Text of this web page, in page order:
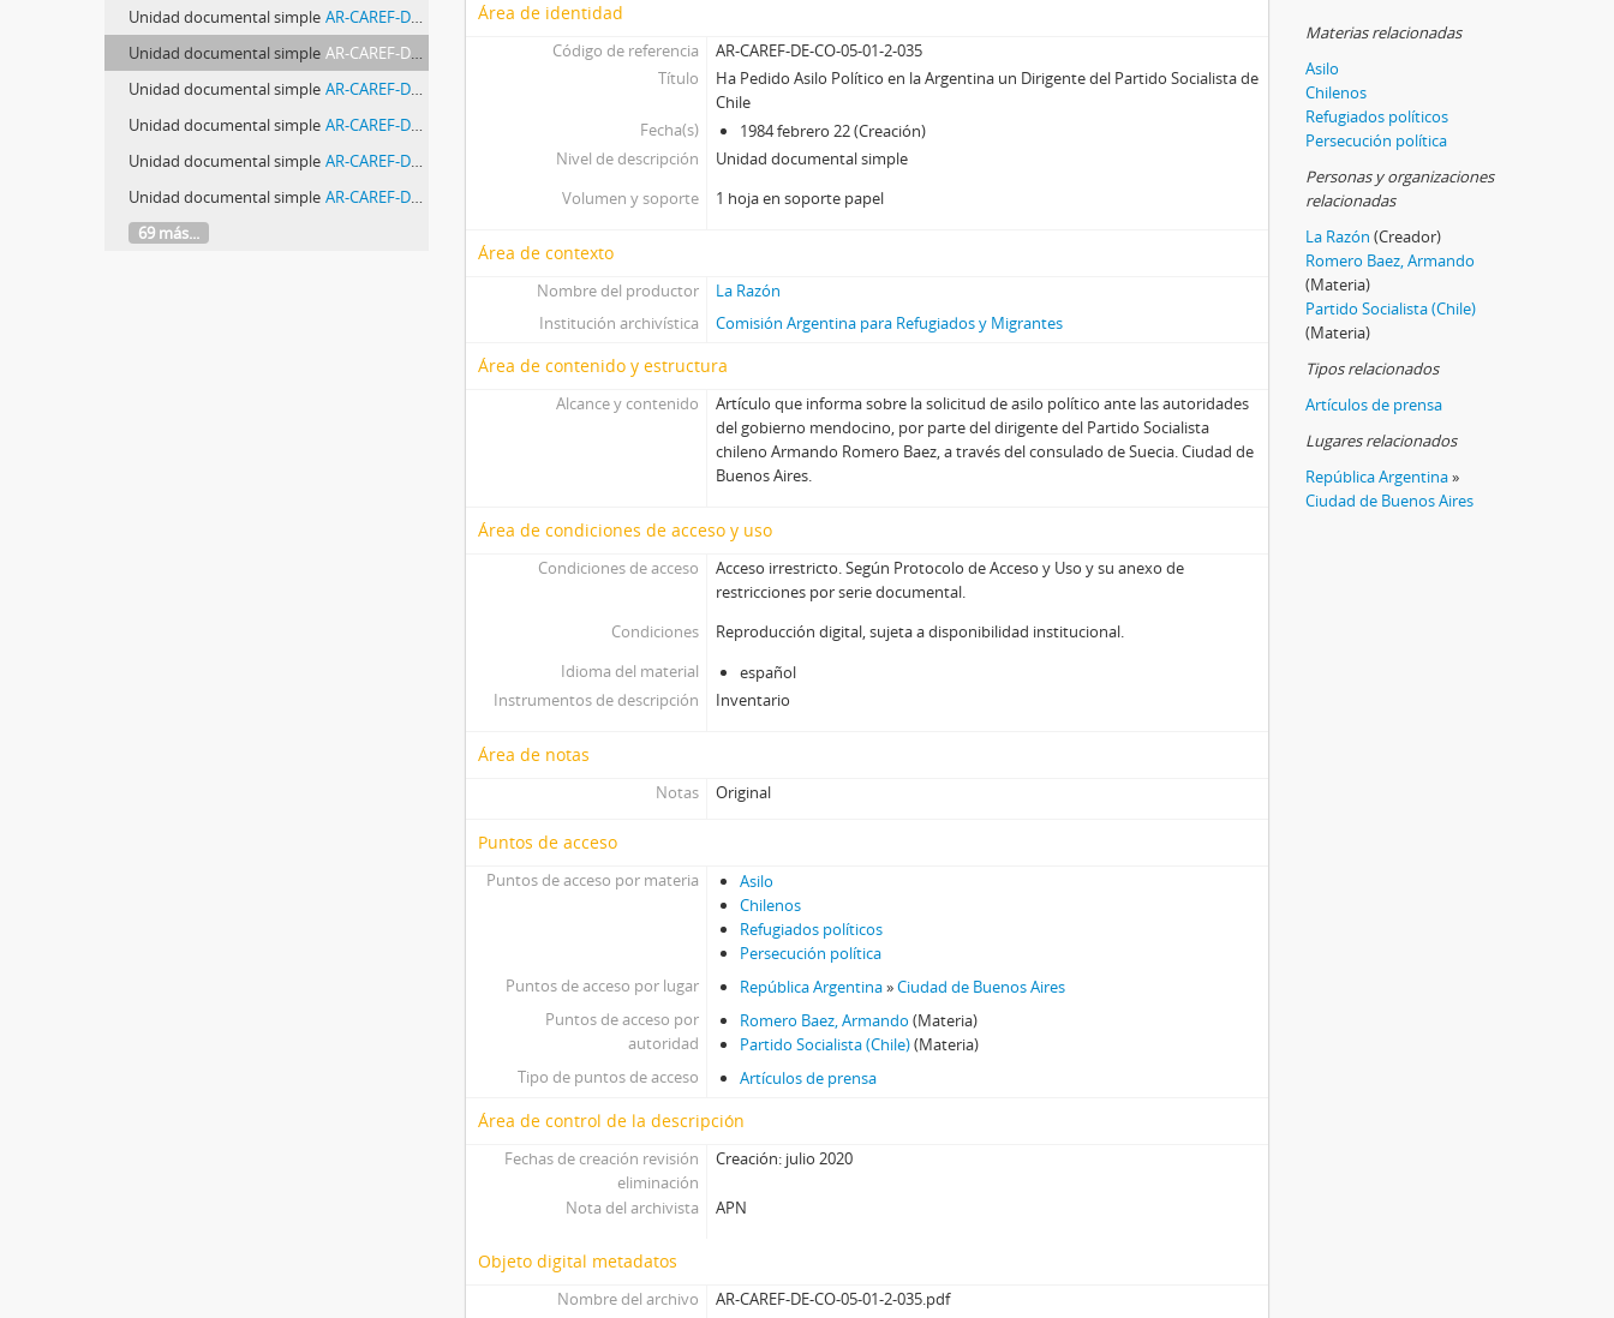
Unidad documental simple AR-CAREF-DE-CO-05-01-2-034 - Corea facilitará la emigración a Argentina
Unidad documental simple AR-CAREF-DE-CO-05-01-2-035 - Ha Pedido Asilo Político en la Argentina un Dirigente del Partido Socialista de Chile
Unidad documental simple AR-CAREF-DE-CO-05-01-2-036 - Solicitó asilo, socialista que es víctima de Pinochet
Unidad documental simple AR-CAREF-DE-CO-05-01-2-037 - Asilado
Unidad documental simple AR-CAREF-DE-CO-05-01-2-038 - Arte milenario en una nueva patria
Unidad documental simple AR-CAREF-DE-CO-05-01-2-039 - La radicación de exranjeros
69 más...
Área de identidad
Código de referencia
AR-CAREF-DE-CO-05-01-2-035
Título
Ha Pedido Asilo Político en la Argentina un Dirigente del Partido Socialista de
Chile
Fecha(s)
1984 febrero 22 (Creación)
Nivel de descripción
Unidad documental simple
Volumen y soporte
1 hoja en soporte papel
Área de contexto
Nombre del productor
La Razón
Institución archivística
Comisión Argentina para Refugiados y Migrantes
Área de contenido y estructura
Alcance y contenido
Artículo que informa sobre la solicitud de asilo político ante las autoridades
del gobierno mendocino, por parte del dirigente del Partido Socialista
chileno Armando Romero Baez, a través del consulado de Suecia. Ciudad de
Buenos Aires.
Área de condiciones de acceso y uso
Condiciones de acceso
Acceso irrestricto. Según Protocolo de Acceso y Uso y su anexo de
restricciones por serie documental.
Condiciones
Reproducción digital, sujeta a disponibilidad institucional.
Idioma del material
español
Instrumentos de descripción
Inventario
Área de notas
Notas Original
Puntos de acceso
Puntos de acceso por materia
Asilo
Chilenos
Refugiados políticos
Persecución política
Puntos de acceso por lugar
República Argentina»Ciudad de Buenos Aires
Puntos de acceso por
autoridad
Romero Baez, Armando (Materia)
Partido Socialista (Chile)(Materia)
Tipo de puntos de acceso
Artículos de prensa
Área de control de la descripción
Fechas de creación revisión
eliminación
Creación: julio 2020
Nota del archivista APN
Objeto digital metadatos
Nombre del archivo AR-CAREF-DE-CO-05-01-2-035.pdf
Materias relacionadas
Asilo
Chilenos
Refugiados políticos
Persecución política
Personas y organizaciones
relacionadas
La Razón (Creador)
Romero Baez, Armando
(Materia)
Partido Socialista (Chile)
(Materia)
Tipos relacionados
Artículos de prensa
Lugares relacionados
República Argentina»
Ciudad de Buenos Aires